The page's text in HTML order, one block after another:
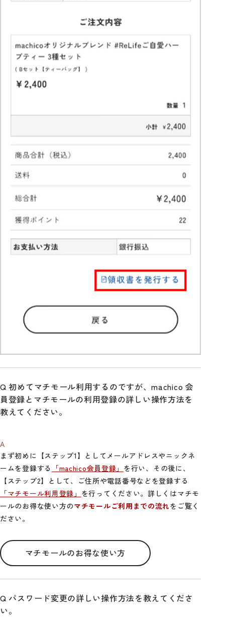
初めてマチモール利用するのですが、machico 会
員登録とマチモールの利用登録の詳しい操作方法を
教えてください。
まず初めに【ステップ1】としてメールアドレスやニックネ
ームを登録する
「machico会員登録」 を行い、その後に、
【ステップ2】として、ご住所や電話番号などを登録する
「マチモール利用登録」 を行ってください。詳しくはマチモ
ールのお得な使い方のマチモールご利用までの流れをご覧く
ださい。
マチモールのお得な使い方
パスワード変更の詳しい操作方法を教えてくださ
い。